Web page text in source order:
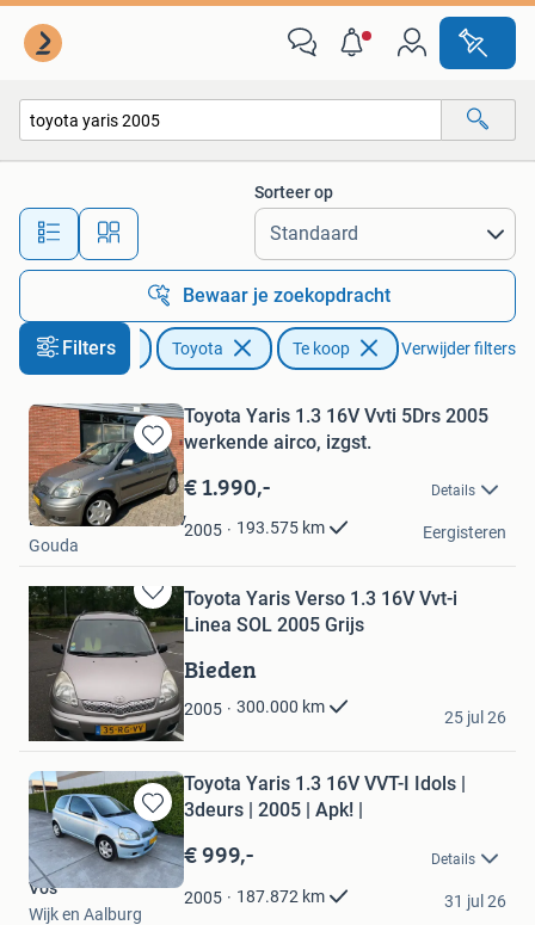
Alle afstanden…
Sorteer op
Bewaar je zoekopdracht
Filters
Auto's Toyota Te koop Verwijder filters
Bewaren
in
Mijn
Favorieten
Toyota Yaris 1.3 16V Vvti 5Drs 2005
werkende airco, izgst.
€ 1.990,- Details
2005 193.575 km
Ed Bakker Automotiv
Gouda
Eergisteren
Bewaren
Mijn
Favorieten
Toyota Yaris Verso 1.3 16V Vvt-i
Linea SOL 2005 Grijs
Bieden
2005 300.000 km
John Koster
Rotterdam
25 jul 26
Bewaren
in
Mijn
Favorieten
Toyota Yaris 1.3 16V VVT-I Idols |
3deurs | 2005 | Apk! |
€ 999,- Details
2005 187.872 km
Vos
Wijk en Aalburg
31 jul 26